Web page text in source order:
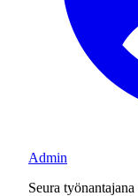
Admin
Seura